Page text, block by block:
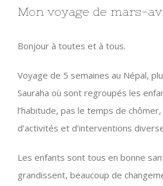
Mon voyage de mars-
Bonjour à toutes et à tous.
Voyage de 5 semaines au Népal,
Sauraha où sont regroupés les
l’habitude, pas le temps de
d’activités et d’interventions
Les enfants sont tous en bonne
grandissent, beaucoup de